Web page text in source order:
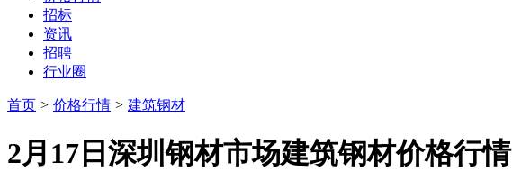
招标
资讯
招聘
行业圈
首页 > 价格行情 > 建筑钢材
2月17日深圳钢材市场建筑钢材价格行情